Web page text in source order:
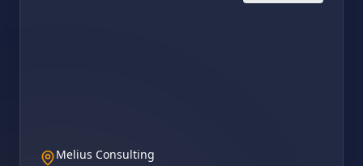
Melius Consulting